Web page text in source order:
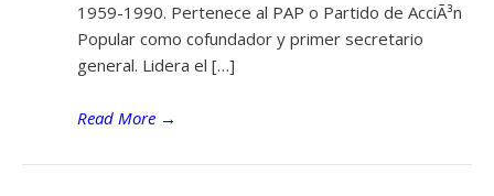
1959-1990. Pertenece al PAP o Partido de AcciÃ³n
Popular como cofundador y primer secretario
general. Lidera el […]
Read More →